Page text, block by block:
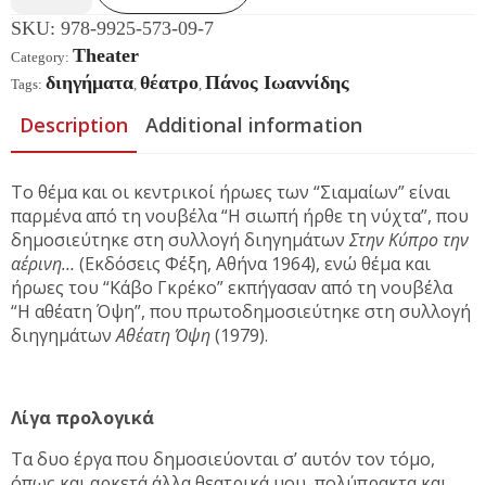
SKU: 978-9925-573-09-7
Category: Theater
Tags: διηγήματα, θέατρο, Πάνος Ιωαννίδης
Description Additional information
Tο θέμα και οι κεντρικοί ήρωες των “Σιαμαίων” είναι
παρμένα από τη νουβέλα “Η σιωπή ήρθε τη νύχτα”, που
δημοσιεύτηκε στη συλλογή διηγημάτωνΣτην Κύπρο την
αέρινη… (Εκδόσεις Φέξη, Αθήνα 1964), ενώ θέμα και
ήρωες του “Κάβο Γκρέκο” εκπήγασαν από τη νουβέλα
“Η αθέατη Όψη”, που πρωτοδημοσιεύτηκε στη συλλογή
διηγημάτωνΑθέατη Όψη(1979).
Λίγα προλογικά
Tα δυο έργα που δημοσιεύονται σ’ αυτόν τον τόμο,